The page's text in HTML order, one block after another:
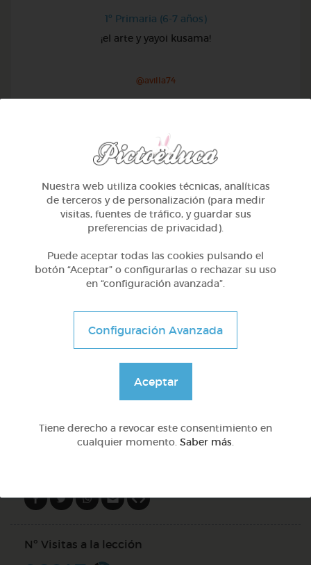
1º Primaria (6-7 años)
¡el arte y yayoi kusama!
@avilla74
1º Primaria (6-7 años)
Geometría y fotografía
DOCS (2)
Nº Visitas a la lección
Nuestra web utiliza cookies técnicas, analíticas
de terceros y de personalización (para medir
visitas, fuentes de tráfico, y guardar sus
preferencias de privacidad).
Puede aceptar todas las cookies pulsando el
botón “Aceptar” o configurarlas o rechazar su uso
en “configuración avanzada”.
Configuración Avanzada
Aceptar
Tiene derecho a revocar este consentimiento en
cualquier momento. Saber más.